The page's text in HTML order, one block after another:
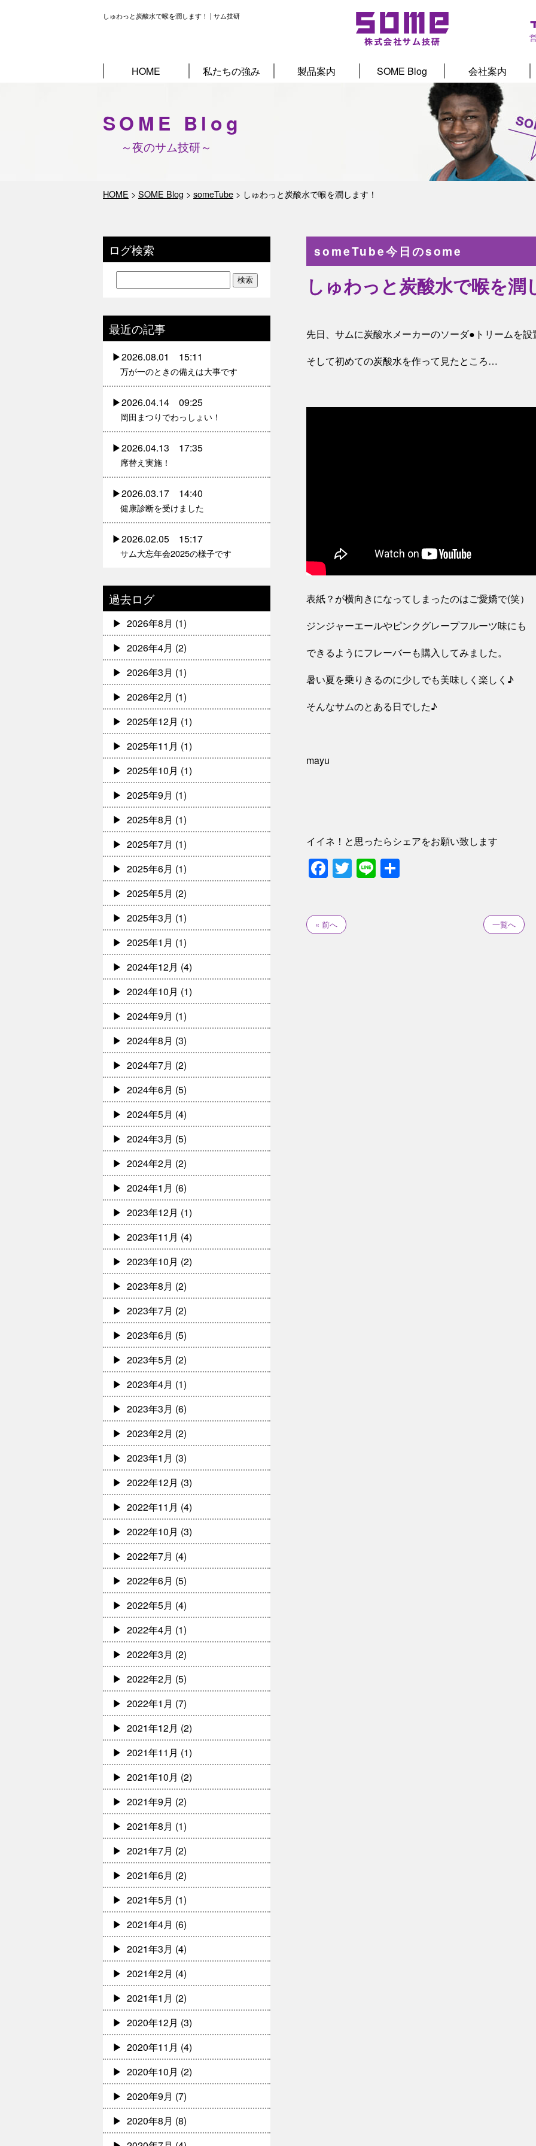
しゅわっと炭酸水で喉を潤します！ | サム技研
HOME 私たちの強み 製品案内 SOME Blog 会社案内
SOME Blog
～夜のサム技研～
HOME > SOME Blog > someTube > しゅわっと炭酸水で喉を潤します！
someTube今日のsome
しゅわっと炭酸水で喉を潤
先日、サムに炭酸水メーカーのソーダ●トリームを設
そして初めての炭酸水を作って見たところ…
表紙？が横向きになってしまったのはご愛嬌で(笑）
ジンジャーエールやピンクグレープフルーツ味にも
できるようにフレーバーも購入してみました。
暑い夏を乗りきるのに少しでも美味しく楽しく♪
そんなサムのとある日でした♪
mayu
イイネ！と思ったらシェアをお願い致します
Facebook
Twitter
Line
« 前へ 一覧へ
ログ検索
最近の記事
2026.08.01 15:11
万が一のときの備えは大事です
2026.04.14 09:25
岡田まつりでわっしょい！
2026.04.13 17:35
席替え実施！
2026.03.17 14:40
健康診断を受けました
2026.02.05 15:17
サム大忘年会2025の様子です
過去ログ
2026年8月 (1)
2026年4月 (2)
2026年3月 (1)
2026年2月 (1)
2025年12月 (1)
2025年11月 (1)
2025年10月 (1)
2025年9月 (1)
2025年8月 (1)
2025年7月 (1)
2025年6月 (1)
2025年5月 (2)
2025年3月 (1)
2025年1月 (1)
2024年12月 (4)
2024年10月 (1)
2024年9月 (1)
2024年8月 (3)
2024年7月 (2)
2024年6月 (5)
2024年5月 (4)
2024年3月 (5)
2024年2月 (2)
2024年1月 (6)
2023年12月 (1)
2023年11月 (4)
2023年10月 (2)
2023年8月 (2)
2023年7月 (2)
2023年6月 (5)
2023年5月 (2)
2023年4月 (1)
2023年3月 (6)
2023年2月 (2)
2023年1月 (3)
2022年12月 (3)
2022年11月 (4)
2022年10月 (3)
2022年7月 (4)
2022年6月 (5)
2022年5月 (4)
2022年4月 (1)
2022年3月 (2)
2022年2月 (5)
2022年1月 (7)
2021年12月 (2)
2021年11月 (1)
2021年10月 (2)
2021年9月 (2)
2021年8月 (1)
2021年7月 (2)
2021年6月 (2)
2021年5月 (1)
2021年4月 (6)
2021年3月 (4)
2021年2月 (4)
2021年1月 (2)
2020年12月 (3)
2020年11月 (4)
2020年10月 (2)
2020年9月 (7)
2020年8月 (8)